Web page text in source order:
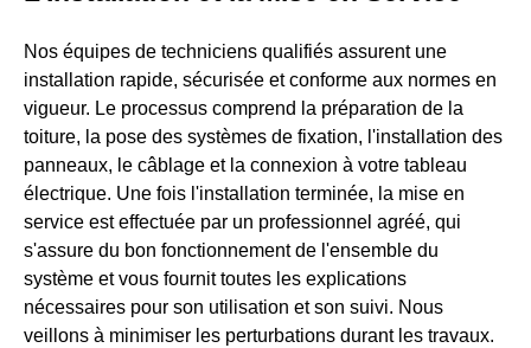
Nos équipes de techniciens qualifiés assurent une
installation rapide, sécurisée et conforme aux normes en
vigueur. Le processus comprend la préparation de la
toiture, la pose des systèmes de fixation, l'installation des
panneaux, le câblage et la connexion à votre tableau
électrique. Une fois l'installation terminée, la mise en
service est effectuée par un professionnel agréé, qui
s'assure du bon fonctionnement de l'ensemble du
système et vous fournit toutes les explications
nécessaires pour son utilisation et son suivi. Nous
veillons à minimiser les perturbations durant les travaux.